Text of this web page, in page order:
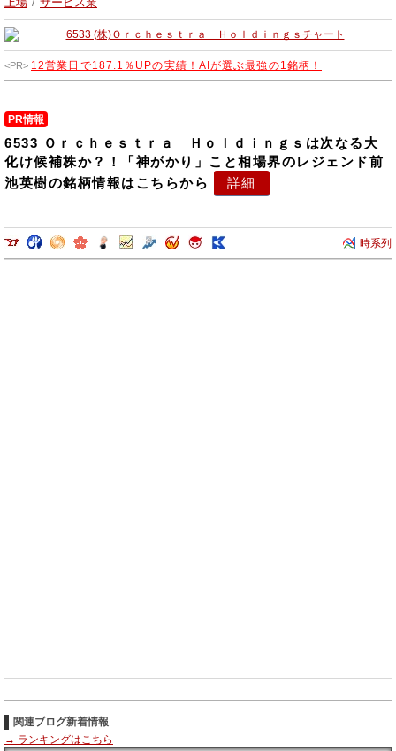
12営業日で187.1％UPの実績！AIが選ぶ最強の1銘柄！
PR情報
6533 Ｏｒｃｈｅｓｔｒａ Ｈｏｌｄｉｎｇｓは次なる大
化け候補株か？！「神がかり」こと相場界のレジェンド前
池英樹の銘柄情報はこちらから
詳細
時系列
関連ブログ新着情報
→ ランキングはこちら